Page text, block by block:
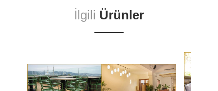
İlgili Ürünler